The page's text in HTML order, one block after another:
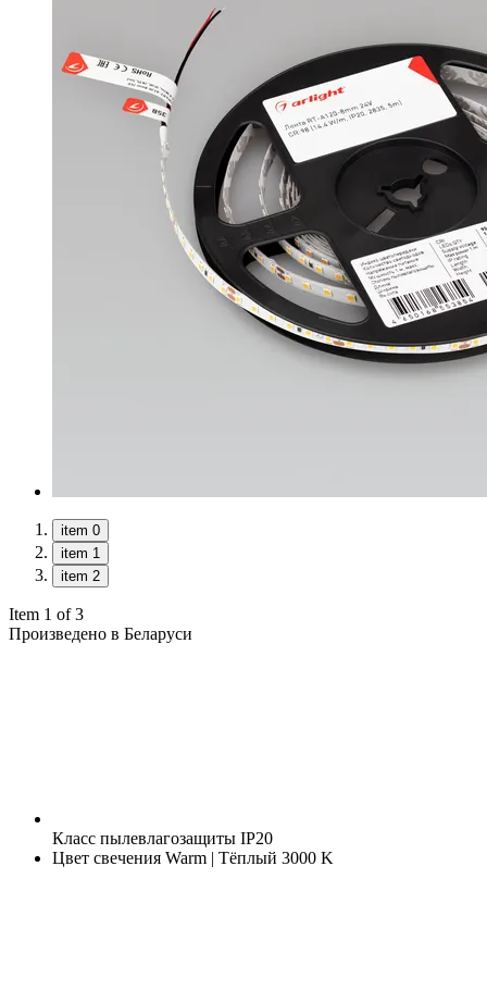
item 0
item 1
item 2
Item 1 of 3
Произведено в Беларуси
Класс пылевлагозащиты IP20
Цвет свечения Warm | Тёплый 3000 K